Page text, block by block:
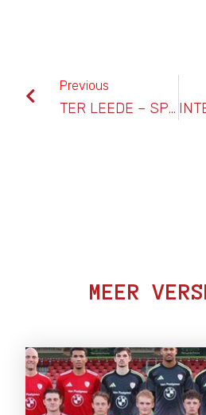
Previous
TER LEEDE – SPORTLUST ’46
MEER